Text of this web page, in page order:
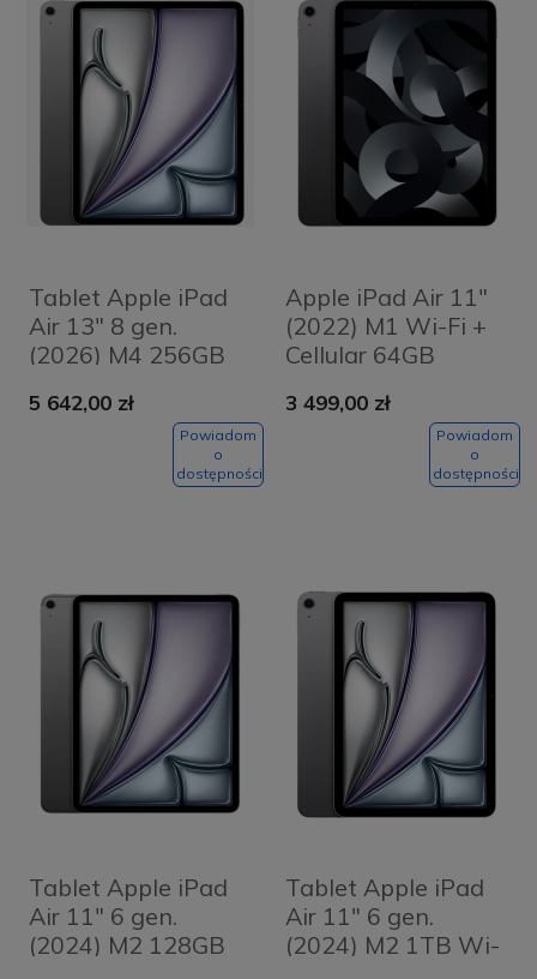
Tablet Apple iPad
Air 13" 8 gen.
(2026) M4 256GB
Gwiezdna szarość -
5 642,00 zł
Powiadom
o
dostępności
Apple iPad Air 11"
(2022) M1 Wi-Fi +
Cellular 64GB
Space Grey
3 499,00 zł
Powiadom
o
dostępności
Tablet Apple iPad
Air 11" 6 gen.
(2024) M2 128GB
Tablet Apple iPad
Air 11" 6 gen.
(2024) M2 1TB Wi-